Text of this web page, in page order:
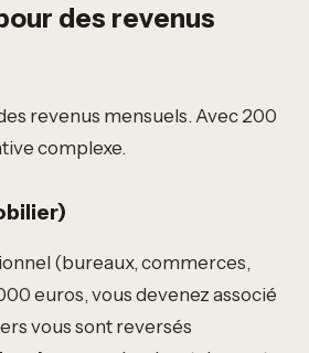
des revenus
revenus mensuels. Avec 200
complexe.
(bureaux, commerces,
euros, vous devenez associé
vous sont reversés